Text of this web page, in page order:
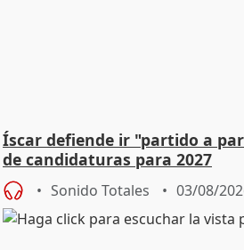
Íscar defiende ir "partido a
de candidaturas para 2027
Sonido Totales 03/08/